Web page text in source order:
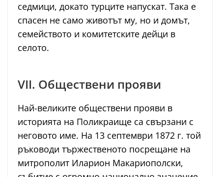
седмици, докато турците напускат. Така е
спасен не само животът му, но и домът,
семейството и комитетските дейци в
селото.
VII. Обществени прояви
Най-великите обществени прояви в
историята на Поликраище са свързани с
неговото име. На 13 септември 1872 г. той
ръководи тържественото посрещане на
митрополит Иларион Макариополски,